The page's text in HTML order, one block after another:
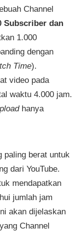
Channel
Subscriber dan
1.000
dengan
Time).
video pada
waktu 4.000 jam.
hanya
paling berat untuk
dari YouTube.
mendapatkan
jumlah jam
akan dijelaskan
Channel